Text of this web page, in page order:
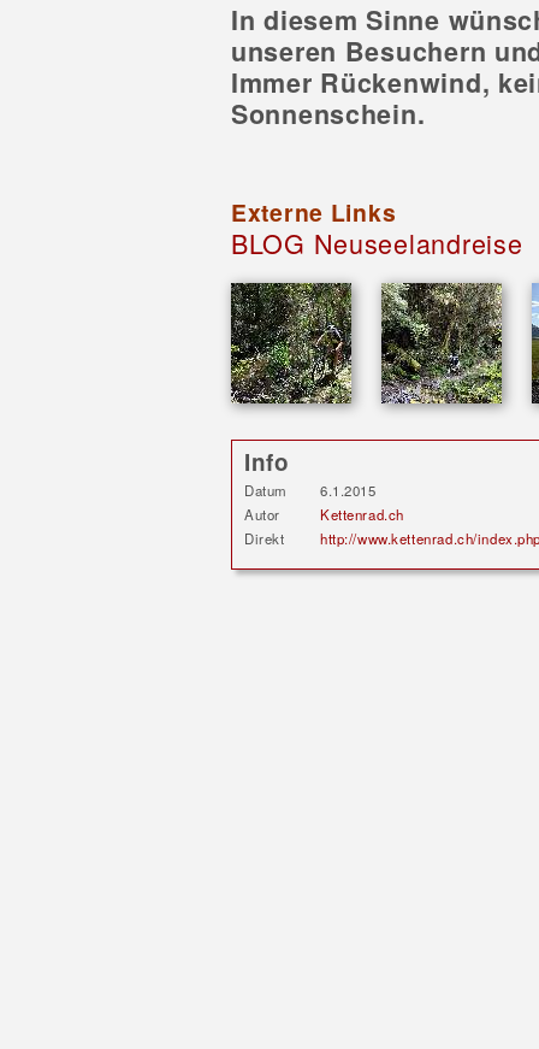
In diesem Sinne
unseren Besuchern
Immer Rückenwind,
Sonnenschein.
Externe Links
BLOG Neuseelandreise
Info
Datum
6.1.2015
Autor
Kettenrad.ch
Direkt
http://www.kettenrad.ch/